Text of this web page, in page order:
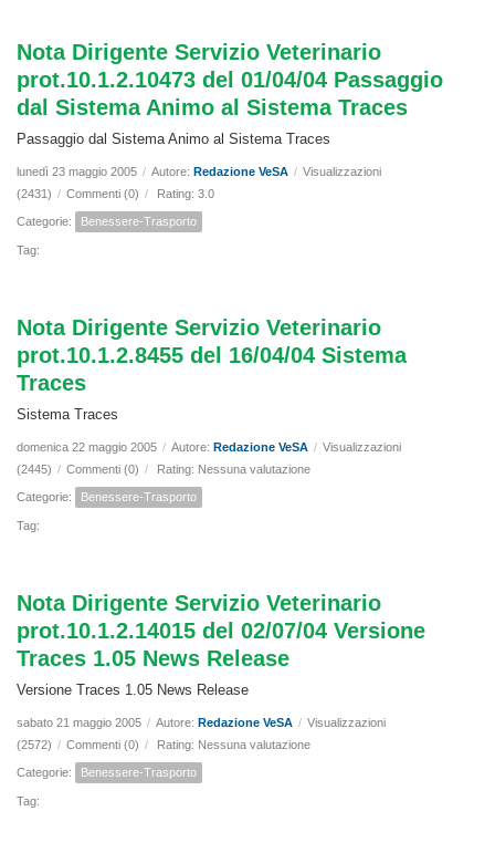
Nota Dirigente Servizio Veterinario
prot.10.1.2.10473 del 01/04/04 Passaggio
dal Sistema Animo al Sistema Traces
Passaggio dal Sistema Animo al Sistema Traces
lunedì 23 maggio 2005 / Autore: Redazione VeSA / Visualizzazioni
(2431) / Commenti (0) / Rating: 3.0
Categorie: Benessere-Trasporto
Tag:
Nota Dirigente Servizio Veterinario
prot.10.1.2.8455 del 16/04/04 Sistema
Traces
Sistema Traces
domenica 22 maggio 2005 / Autore: Redazione VeSA / Visualizzazioni
(2445) / Commenti (0) / Rating: Nessuna valutazione
Categorie: Benessere-Trasporto
Tag:
Nota Dirigente Servizio Veterinario
prot.10.1.2.14015 del 02/07/04 Versione
Traces 1.05 News Release
Versione Traces 1.05 News Release
sabato 21 maggio 2005 / Autore: Redazione VeSA / Visualizzazioni
(2572) / Commenti (0) / Rating: Nessuna valutazione
Categorie: Benessere-Trasporto
Tag: